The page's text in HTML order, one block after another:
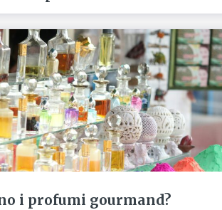
i profumi gourmand?